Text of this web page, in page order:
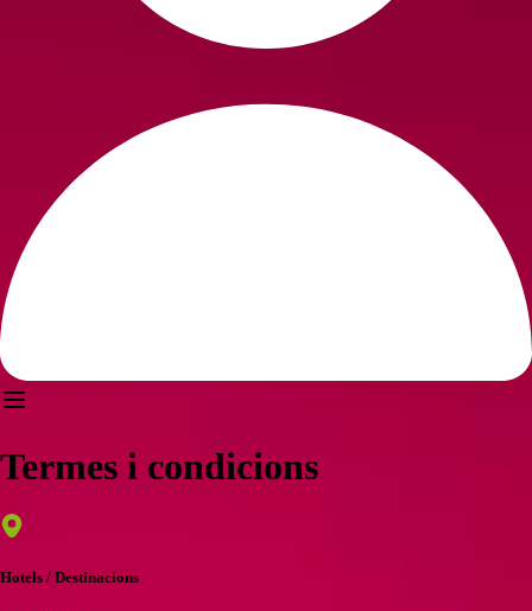
Termes i condicions
Hotels / Destinacions